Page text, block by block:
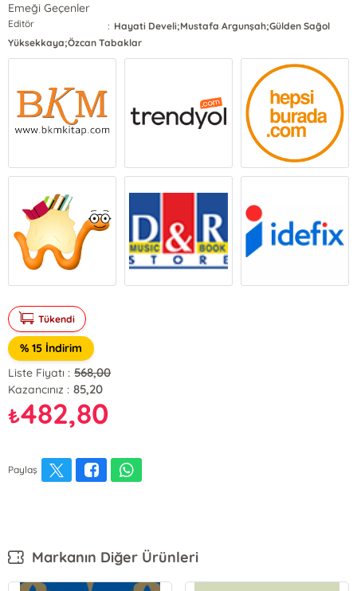
Emeği Geçenler
Editör : Hayati Develi;Mustafa Argunşah;Gülden Sağol
Yüksekkaya;Özcan Tabaklar
Tükendi
% 15 İndirim
Liste Fiyatı : 568,00
Kazancınız : 85,20
₺482,80
Paylaş
Markanın Diğer Ürünleri